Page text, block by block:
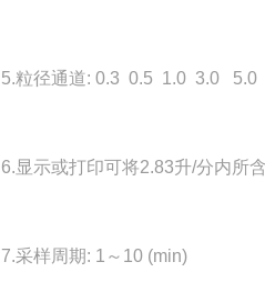
5.粒径通道: 0.3 0.5 1.0 3.0 5.0
6.显示或打印可将2.83升/分内所
7.采样周期: 1～10 (min)